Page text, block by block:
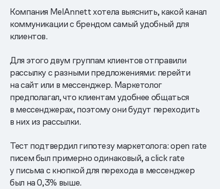
Компания MelAnnett хотела выяснить, какой канал
коммуникации с брендом самый удобный для
клиентов.
Для этого двум группам клиентов отправили
рассылку с разными предложениями: перейти
на сайт или в мессенджер. Маркетолог
предполагал, что клиентам удобнее общаться
в мессенджерах, поэтому они будут переходить
в них из рассылки.
Тест подтвердил гипотезу маркетолога: open rate
писем был примерно одинаковый, а click rate
у письма с кнопкой для перехода в мессенджер
был на 0,3% выше.